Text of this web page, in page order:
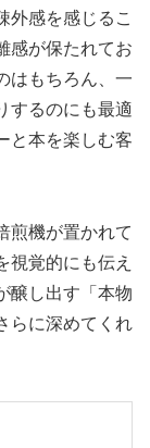
外感を感じるこ
感が保たれてお
はもちろん、一
するのにも最適
と本を楽しむ客
煎機が置かれて
視覚的にも伝え
醸し出す「本物
らに深めてくれ